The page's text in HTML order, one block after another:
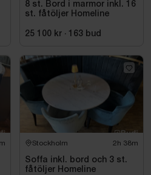
8 st. Bord i marmor inkl. 16
st. fåtöljer Homeline
25 100 kr · 163 bud
Stockholm 2h 38m
Soffa inkl. bord och 3 st.
fåtöljer Homeline